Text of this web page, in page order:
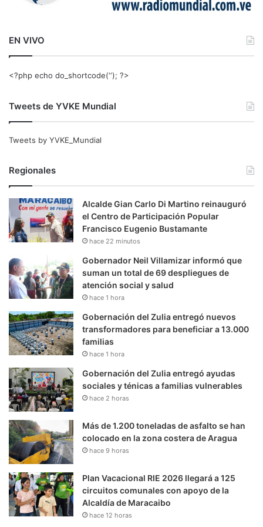
EN VIVO
<?php echo do_shortcode(‘‘); ?>
Tweets de YVKE Mundial
Tweets by YVKE_Mundial
Regionales
Alcalde Gian Carlo Di Martino reinauguró
el Centro de Participación Popular
Francisco Eugenio Bustamante
hace 22 minutos
Gobernador Neil Villamizar informó que
suman un total de 69 despliegues de
atención social y salud
hace 1 hora
Gobernación del Zulia entregó nuevos
transformadores para beneficiar a 13.000
familias
hace 1 hora
Gobernación del Zulia entregó ayudas
sociales y ténicas a familias vulnerables
hace 2 horas
Más de 1.200 toneladas de asfalto se han
colocado en la zona costera de Aragua
hace 9 horas
Plan Vacacional RIE 2026 llegará a 125
circuitos comunales con apoyo de la
Alcaldía de Maracaibo
hace 12 horas